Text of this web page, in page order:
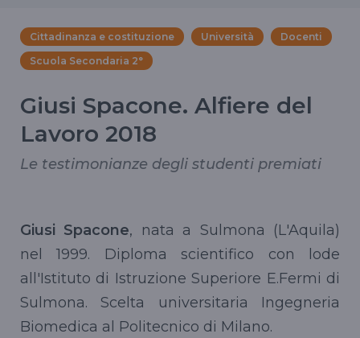
Cittadinanza e costituzione Università
Docenti
Scuola Secondaria 2°
Giusi Spacone. Alfiere del
Lavoro 2018
Le testimonianze degli studenti premiati
Giusi Spacone, nata a Sulmona (L'Aquila)
nel 1999. Diploma scientifico con lode
all'Istituto di Istruzione Superiore E.Fermi di
Sulmona. Scelta universitaria Ingegneria
Biomedica al Politecnico di Milano.